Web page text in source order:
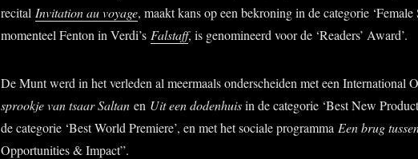
recital Invitation au voyage, maakt kans op een bekroning in de categorie ‘Female
momenteel Fenton in Verdi’s Falstaff, is genomineerd voor de ‘Readers’ Award’.
De Munt werd in het verleden al meermaals onderscheiden met een International
sprookje van tsaar Saltan en Uit een dodenhuisin de categorie ‘Best New
de categorie ‘Best World Premiere’, en met het sociale programma Een brug
Opportunities & Impact”.